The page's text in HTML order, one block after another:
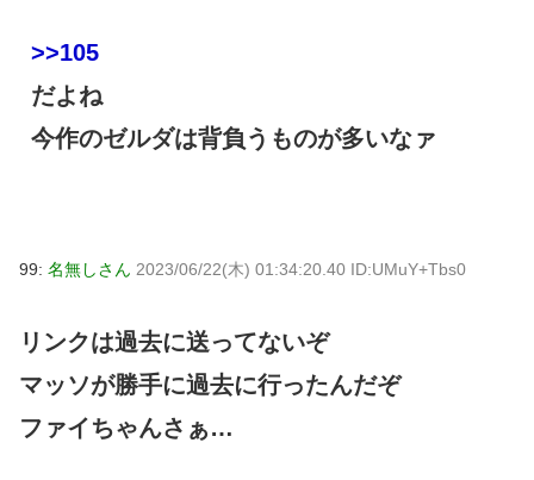
>>105
だよね
今作のゼルダは背負うものが多いなァ
99: 名無しさん 2023/06/22(木) 01:34:20.40 ID:UMuY+Tbs0
リンクは過去に送ってないぞ
マッソが勝手に過去に行ったんだぞ
ファイちゃんさぁ…